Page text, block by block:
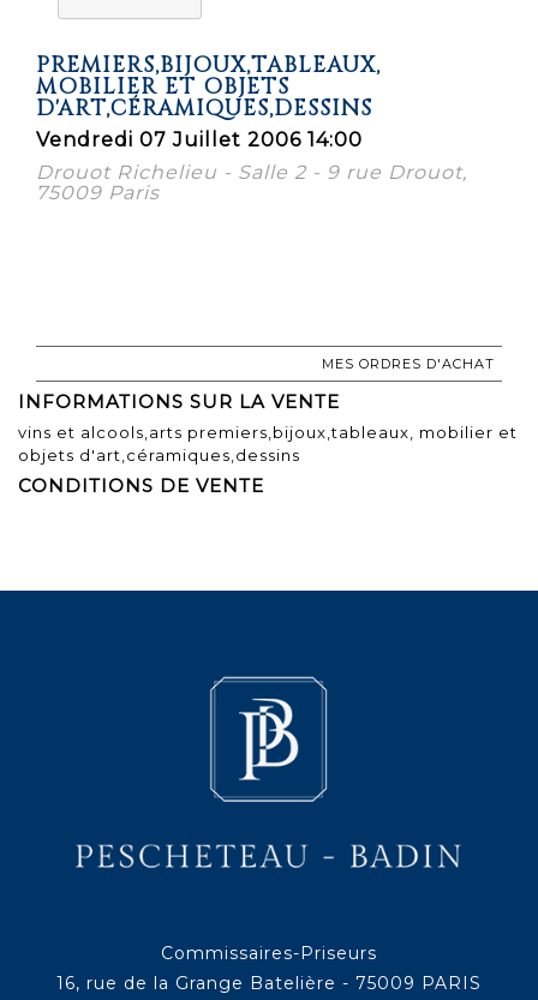
PREMIERS,BIJOUX,TABLEAUX,
MOBILIER ET OBJETS
D'ART,CÉRAMIQUES,DESSINS
Vendredi 07 Juillet 2006 14:00
Drouot Richelieu - Salle 2 - 9 rue Drouot,
75009 Paris
MES ORDRES D'ACHAT
INFORMATIONS SUR LA VENTE
vins et alcools,arts premiers,bijoux,tableaux, mobilier et
objets d'art,céramiques,dessins
CONDITIONS DE VENTE
Commissaires-Priseurs
16, rue de la Grange Batelière - 75009 PARIS